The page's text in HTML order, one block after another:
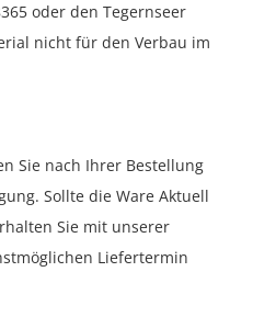
oder den Tegernseer
nicht für den Verbau im
Sie nach Ihrer Bestellung
Sollte die Ware Aktuell
Sie mit unserer
Liefertermin